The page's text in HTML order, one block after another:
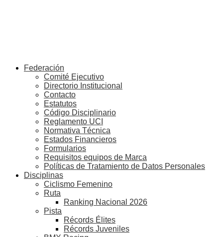
Federación
Comité Ejecutivo
Directorio Institucional
Contacto
Estatutos
Código Disciplinario
Reglamento UCI
Normativa Técnica
Estados Financieros
Formularios
Requisitos equipos de Marca
Políticas de Tratamiento de Datos Personales
Disciplinas
Ciclismo Femenino
Ruta
Ranking Nacional 2026
Pista
Récords Élites
Récords Juveniles